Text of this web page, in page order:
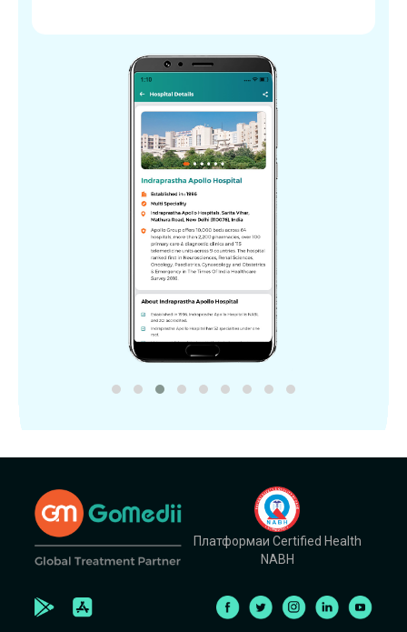
Платформаи Certified Health
NABH